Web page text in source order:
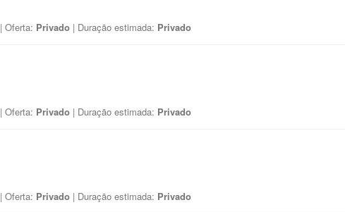
| Oferta: Privado | Duração estimada: Privado
| Oferta: Privado | Duração estimada: Privado
| Oferta: Privado | Duração estimada: Privado